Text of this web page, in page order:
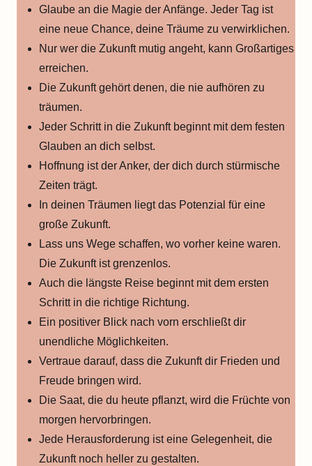
Glaube an die Magie der Anfänge. Jeder Tag ist
eine neue Chance, deine Träume zu verwirklichen.
Nur wer die Zukunft mutig angeht, kann Großartiges
erreichen.
Die Zukunft gehört denen, die nie aufhören zu
träumen.
Jeder Schritt in die Zukunft beginnt mit dem festen
Glauben an dich selbst.
Hoffnung ist der Anker, der dich durch stürmische
Zeiten trägt.
In deinen Träumen liegt das Potenzial für eine
große Zukunft.
Lass uns Wege schaffen, wo vorher keine waren.
Die Zukunft ist grenzenlos.
Auch die längste Reise beginnt mit dem ersten
Schritt in die richtige Richtung.
Ein positiver Blick nach vorn erschließt dir
unendliche Möglichkeiten.
Vertraue darauf, dass die Zukunft dir Frieden und
Freude bringen wird.
Die Saat, die du heute pflanzt, wird die Früchte von
morgen hervorbringen.
Jede Herausforderung ist eine Gelegenheit, die
Zukunft noch heller zu gestalten.